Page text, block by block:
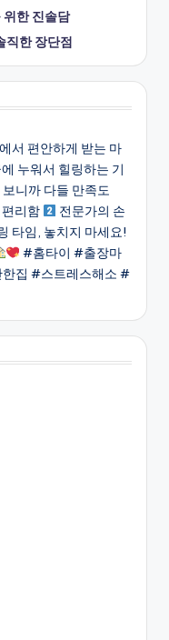
위한 진솔담
직한 장단점
서 편안하게 받는 마
누워서 힐링하는 기
니까 다들 만족도
리함
전문가의 손
타임, 놓치지 마세요!
#홈타이 #출장마
집 #스트레스해소 #